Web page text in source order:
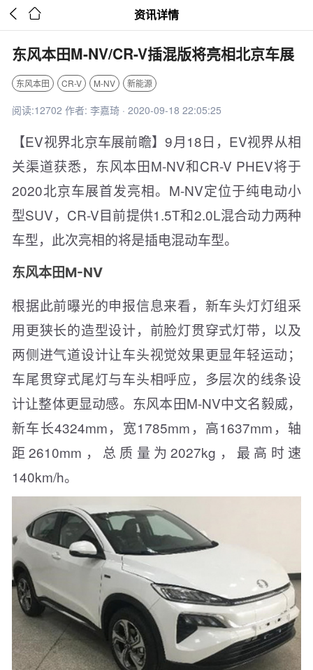
  资讯详情
东风本田M-NV/CR-V插混版将亮相北京车展
东风本田 CR-V M-NV 新能源
阅读:12702 作者: 李嘉琦 · 2020-09-18 22:05:25
【EV视界北京车展前瞻】9月18日，EV视界从相
关渠道获悉，东风本田M-NV和CR-V PHEV将于
2020北京车展首发亮相。M-NV定位于纯电动小
型SUV，CR-V目前提供1.5T和2.0L混合动力两种
车型，此次亮相的将是插电混动车型。
东风本田M-NV
根据此前曝光的申报信息来看，新车头灯灯组采
用更狭长的造型设计，前脸灯贯穿式灯带，以及
两侧进气道设计让车头视觉效果更显年轻运动；
车尾贯穿式尾灯与车头相呼应，多层次的线条设
计让整体更显动感。东风本田M-NV中文名毅威，
新车长4324mm，宽1785mm，高1637mm，轴
距2610mm，总质量为2027kg，最高时速
140km/h。